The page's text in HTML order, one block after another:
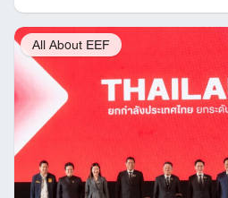
All About EEF